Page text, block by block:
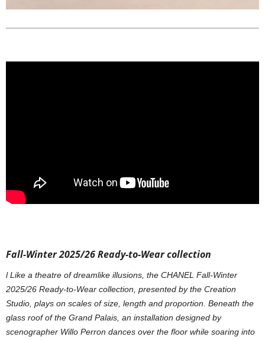
Fall-Winter 2025/26 Ready-to-Wear collection
l Like a theatre of dreamlike illusions, the CHANEL Fall-Winter
2025/26 Ready-to-Wear collection, presented by the Creation
Studio, plays on scales of size, length and proportion. Beneath the
glass roof of the Grand Palais, an installation designed by
scenographer Willo Perron dances over the floor while soaring into